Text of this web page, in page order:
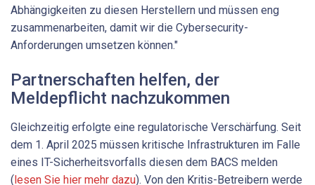
Abhängigkeiten zu diesen Herstellern und müssen eng
zusammenarbeiten, damit wir die Cybersecurity-
Anforderungen umsetzen können."
Partnerschaften helfen, der
Meldepflicht nachzukommen
Gleichzeitig erfolgte eine regulatorische Verschärfung. Seit
dem 1. April 2025 müssen kritische Infrastrukturen im Falle
eines IT-Sicherheitsvorfalls diesen dem BACS melden
(lesen Sie hier mehr dazu). Von den Kritis-Betreibern werde